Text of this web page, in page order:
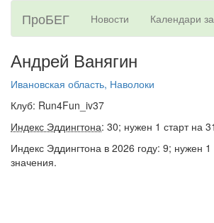
ПроБЕГ Новости Календари
Андрей Ванягин
Ивановская область, Наволоки
Клуб: Run4Fun_iv37
Индекс Эддингтона: 30; нужен 1 старт на
Индекс Эддингтона в 2026 году: 9; нужен
значения.